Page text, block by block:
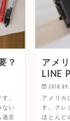
？
。
ない
過言
アメ
LINE
アメリカ
す。クレ
ほとんど